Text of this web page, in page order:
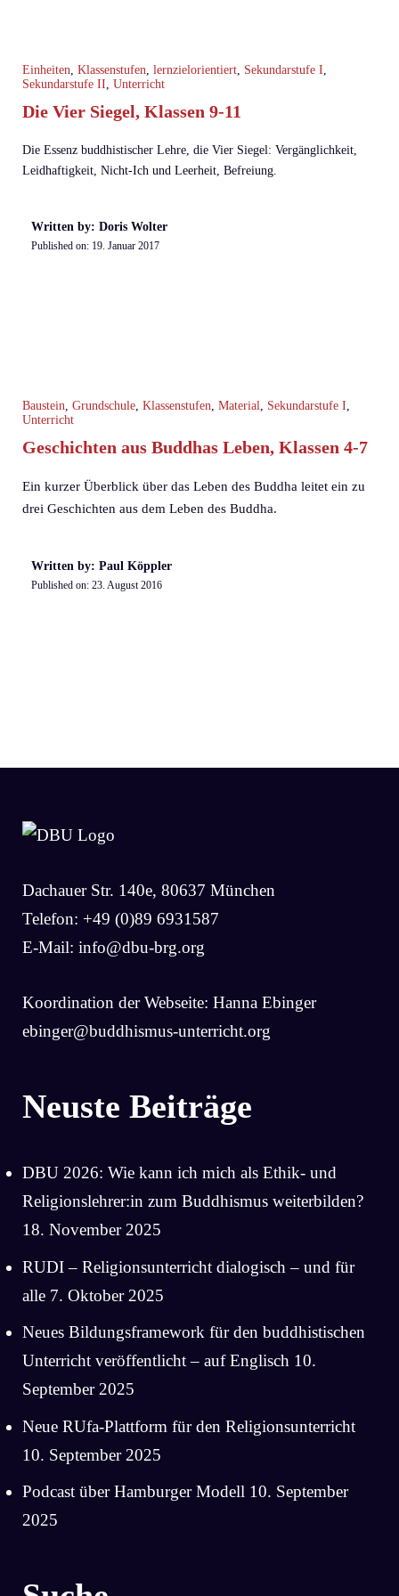
Einheiten, Klassenstufen, lernzielorientiert, Sekundarstufe I,
Sekundarstufe II, Unterricht
Die Vier Siegel, Klassen 9-11
Die Essenz buddhistischer Lehre, die Vier Siegel: Vergänglichkeit,
Leidhaftigkeit, Nicht-Ich und Leerheit, Befreiung.
Written by: Doris Wolter
Published on: 19. Januar 2017
Baustein, Grundschule, Klassenstufen, Material, Sekundarstufe I,
Unterricht
Geschichten aus Buddhas Leben, Klassen 4-7
Ein kurzer Überblick über das Leben des Buddha leitet ein zu
drei Geschichten aus dem Leben des Buddha.
Written by: Paul Köppler
Published on: 23. August 2016
Dachauer Str. 140e, 80637 München
Telefon: +49 (0)89 6931587
E-Mail: info@dbu-brg.org
Koordination der Webseite: Hanna Ebinger
ebinger@buddhismus-unterricht.org
Neuste Beiträge
DBU 2026: Wie kann ich mich als Ethik- und
Religionslehrer:in zum Buddhismus weiterbilden?
18. November 2025
RUDI – Religionsunterricht dialogisch – und für
alle 7. Oktober 2025
Neues Bildungsframework für den buddhistischen
Unterricht veröffentlicht – auf Englisch 10.
September 2025
Neue RUfa-Plattform für den Religionsunterricht
10. September 2025
Podcast über Hamburger Modell 10. September
2025